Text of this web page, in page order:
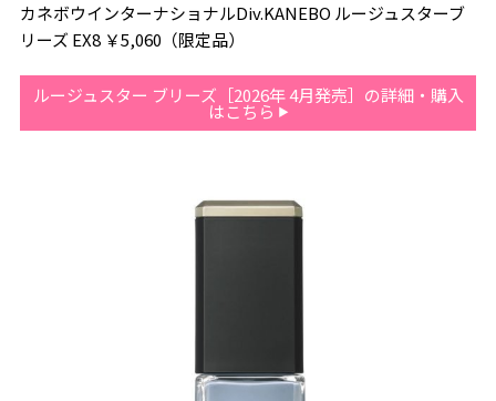
カネボウインターナショナルDiv.KANEBO ルージュスターブ
リーズ EX8 ￥5,060（限定品）
ルージュスター ブリーズ［2026年 4月発売］の詳細・購入
はこちら